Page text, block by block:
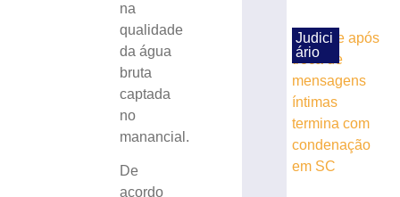
na
qualidade
da água
bruta
captada
no
manancial.
De
acordo
agosto
mais
Judici
ário